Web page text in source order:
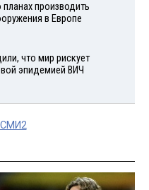
производить
в Европе
что мир рискует
эпидемией ВИЧ